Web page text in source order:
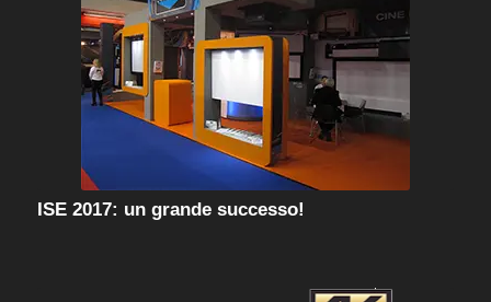
ISE 2017: un grande successo!